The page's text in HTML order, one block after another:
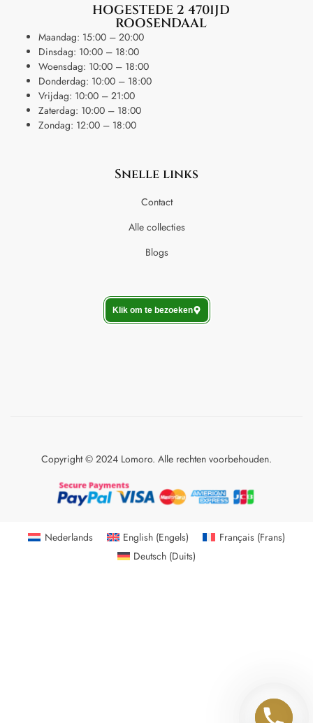
HOGESTEDE 2 4701JD
ROOSENDAAL
Maandag: 15:00 – 20:00
Dinsdag: 10:00 – 18:00
Woensdag: 10:00 – 18:00
Donderdag: 10:00 – 18:00
Vrijdag: 10:00 – 21:00
Zaterdag: 10:00 – 18:00
Zondag: 12:00 – 18:00
Snelle links
Contact
Alle collecties
Blogs
Klik om te bezoeken
Copyright © 2024 Lomoro. Alle rechten voorbehouden.
Nederlands English (Engels) Français(Frans)
Deutsch (Duits)